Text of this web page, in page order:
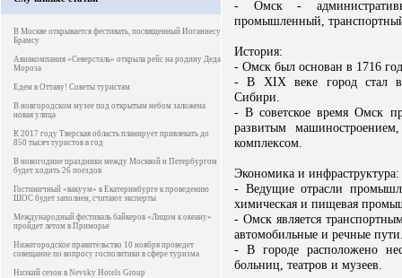
В Москве открывается фестивать, посвященный Иоганнесу
Брамсу
Авиакомпания «Северсталь» открыла рейс на родину Деда
Мороза
Едем в Оттаву! Советы туристам
В новгородском музее под открытым небом заложена
новая улица
К 2017 году Тверская область планирует привлекать до
850 тысяч туристов в год
В новогодние праздники между Москвой и Петербургом
будет ходить 26 поездов
Гостиничный «вакуум» в Екатеринбурге к проведению
ШОС будет заполнен, считают эксперты
Международный фестиваль байкеров «Лицом к океану»
пройдет летом в Приморье
Нижегородское правительство 10 ноября проведет
совещание по вопросу госполитики в сфере туризма
Низкий сезон в Nevsky Hotels Group
- Омск -
промышленный,
История:
- Омск был основан в 1716
- В XIX веке город стал
Сибири.
- В советское время Омск
развитым
комплексом.
Экономика и инфраструктура:
- Ведущие отрасли
химическая и пищевая
- Омск является
автомобильные и речные
- В городе расположено
больниц, театров и музеев.